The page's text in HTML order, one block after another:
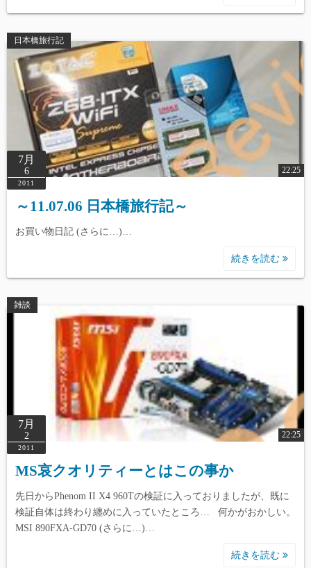
日本橋旅行記
7月
6
2011
22:25
～11.07.06 日本橋旅行記～
お買い物日記 (さらに…)…
続きを読む
雑談
7月
2
2011
22:25
MS哀クオリティーとはこの事か
先日からPhenom II X4 960Tの検証に入っておりましたが、既に
検証自体は終わり纏めに入っていたところ… 何かがおかしい。
MSI 890FXA-GD70 (さらに…)…
続きを読む